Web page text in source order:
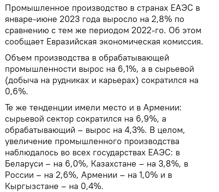
Промышленное производство в странах ЕАЭС в
январе-июне 2023 года выросло на 2,8% по
сравнению с тем же периодом 2022-го. Об этом
сообщает Евразийская экономическая комиссия.
Объем производства в обрабатывающей
промышленности вырос на 6,1%, а в сырьевой
(добыча на рудниках и карьерах) сократился на
0,6%.
Те же тенденции имели место и в Армении:
сырьевой сектор сократился на 6,9%, а
обрабатывающий – вырос на 4,3%. В целом,
увеличение промышленного производства
наблюдалось во всех государствах ЕАЭС: в
Беларуси – на 6,0%, Казахстане – на 3,8%, в
России – на 2,6%, Армении – на 1,0% и в
Кыргызстане – на 0,4%.